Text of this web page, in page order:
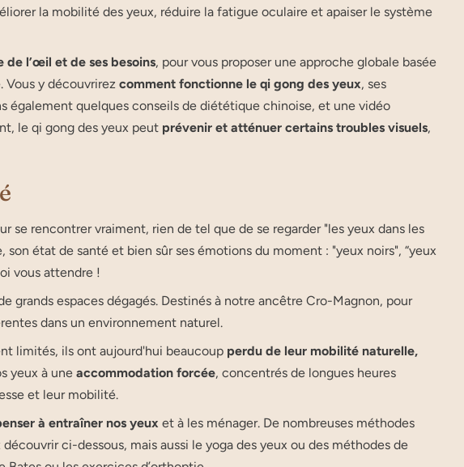
la mobilité des yeux, réduire la fatigue oculaire et apaiser le système
de l’œil et de ses besoins, pour vous proposer une approche globale basée
y découvrirez comment fonctionne le qi gong des yeux, ses
également quelques conseils de diététique chinoise, et une vidéo
le qi gong des yeux peut prévenir et atténuer certains troubles visuels,
se rencontrer vraiment, rien de tel que de se regarder "les yeux dans les
état de santé et bien sûr ses émotions du moment : "yeux noirs", “yeux
vous attendre !
grands espaces dégagés. Destinés à notre ancêtre Cro-Magnon, pour
dans un environnement naturel.
limités, ils ont aujourd'hui beaucoupperdu de leur mobilité naturelle,
yeux à une accommodation forcée, concentrés de longues heures
et leur mobilité.
à entraîner nos yeux et à les ménager. De nombreuses méthodes
ci-dessous, mais aussi le yoga des yeux ou des méthodes de